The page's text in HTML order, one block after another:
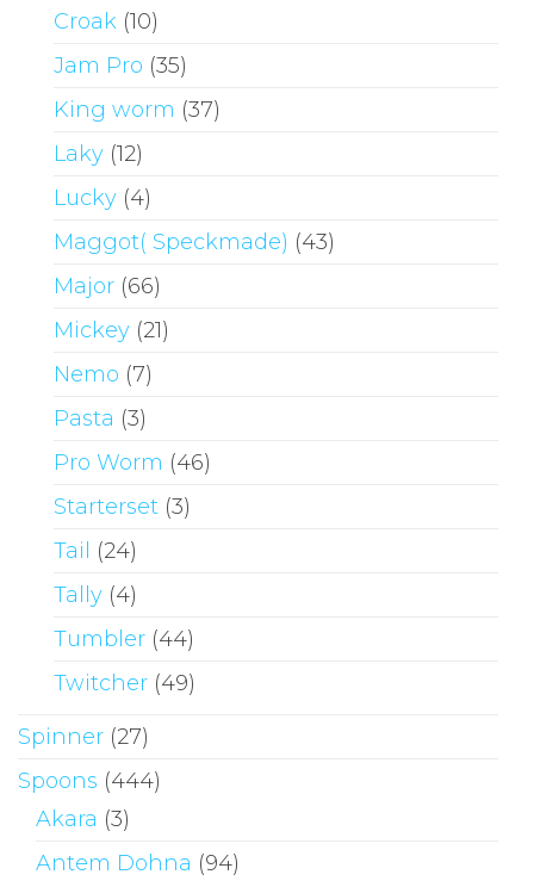
Croak (10)
Jam Pro (35)
King worm (37)
Laky (12)
Lucky (4)
Maggot( Speckmade) (43)
Major (66)
Mickey (21)
Nemo (7)
Pasta (3)
Pro Worm (46)
Starterset (3)
Tail
(24)
Tally (4)
Tumbler (44)
Twitcher (49)
Spinner (27)
Spoons (444)
Akara (3)
Antem Dohna (94)